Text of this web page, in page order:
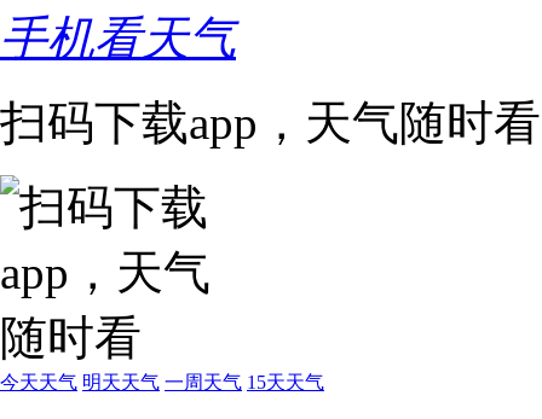
手机看天气
扫码下载app，天气随时看
今天天气 明天天气 一周天气 15天天气